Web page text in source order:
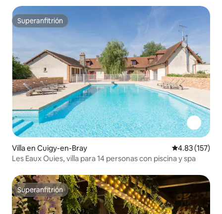
Superanfitrión
Superanfitrión
Villa en Cuigy-en-Bray Calificación
4.83 (157)
Les Eaux Ouies, villa para 14 personas con piscina y spa
Superanfitrión
Superanfitrión